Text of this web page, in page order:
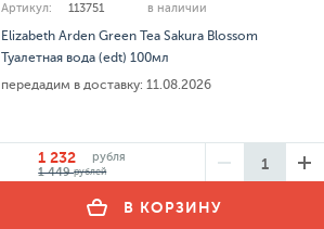
Артикул: 113751 в наличии
Elizabeth Arden Green Tea Sakura Blossom
Туалетная вода (edt) 100мл
передадим в доставку: 11.08.2026
1 232
рубля
1 449рублей
В КОРЗИНУ